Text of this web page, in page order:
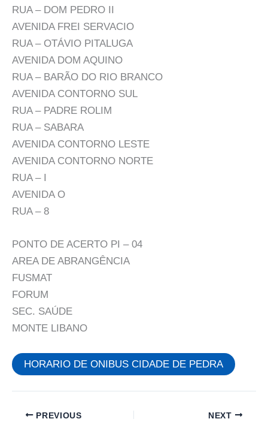
RUA – DOM PEDRO II
AVENIDA FREI SERVACIO
RUA – OTÁVIO PITALUGA
AVENIDA DOM AQUINO
RUA – BARÃO DO RIO BRANCO
AVENIDA CONTORNO SUL
RUA – PADRE ROLIM
RUA – SABARA
AVENIDA CONTORNO LESTE
AVENIDA CONTORNO NORTE
RUA – I
AVENIDA O
RUA – 8
PONTO DE ACERTO PI – 04
AREA DE ABRANGÊNCIA
FUSMAT
FORUM
SEC. SAÚDE
MONTE LIBANO
HORARIO DE ONIBUS CIDADE DE PEDRA
PREVIOUS NEXT